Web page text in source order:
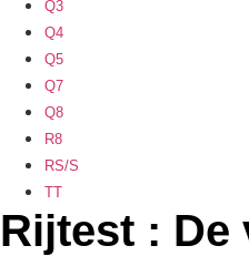
Q3
Q4
Q5
Q7
Q8
R8
RS/S
TT
Rijtest : De